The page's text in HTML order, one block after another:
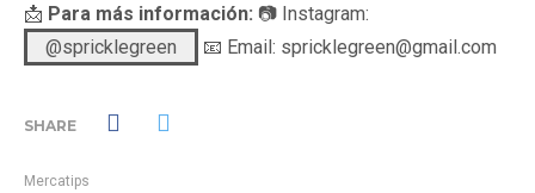
📩 Para más información: 📷 Instagram:
@spricklegreen
📧 Email: spricklegreen@gmail.com
SHARE
Mercatips